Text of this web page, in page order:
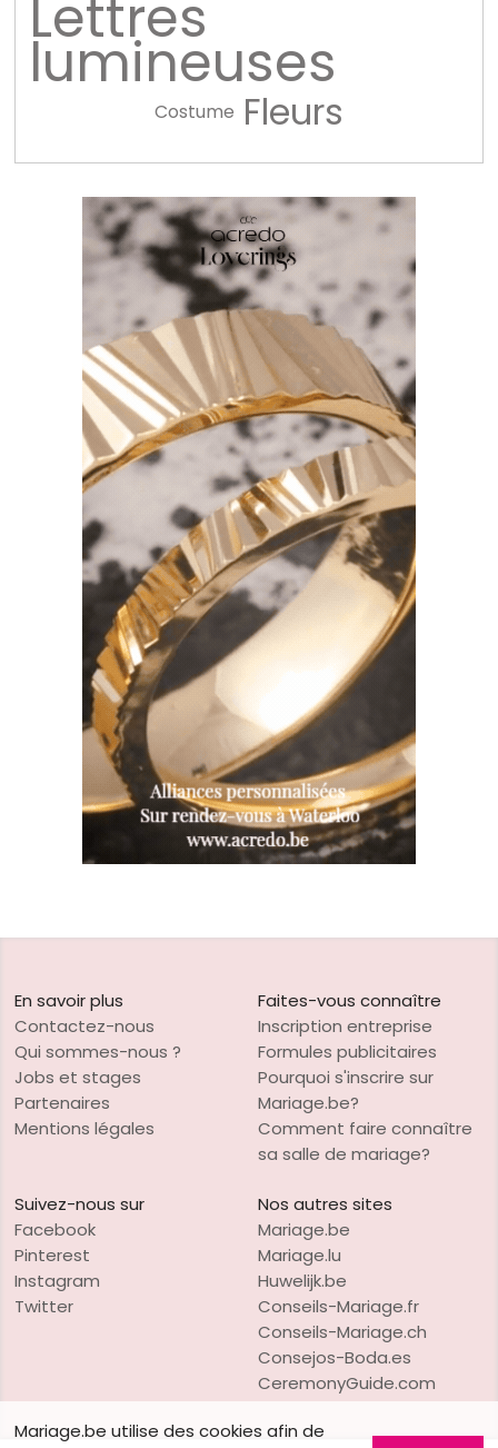
Lettres
lumineuses
Costume Fleurs
En savoir plus
Contactez-nous
Qui sommes-nous ?
Jobs et stages
Partenaires
Mentions légales
Faites-vous connaître
Inscription entreprise
Formules publicitaires
Pourquoi s'inscrire sur
Mariage.be?
Comment faire connaître
sa salle de mariage?
Suivez-nous sur
Facebook
Pinterest
Instagram
Twitter
Nos autres sites
Mariage.be
Mariage.lu
Huwelijk.be
Conseils-Mariage.fr
Conseils-Mariage.ch
Consejos-Boda.es
CeremonyGuide.com
Mariage.be utilise des cookies afin de